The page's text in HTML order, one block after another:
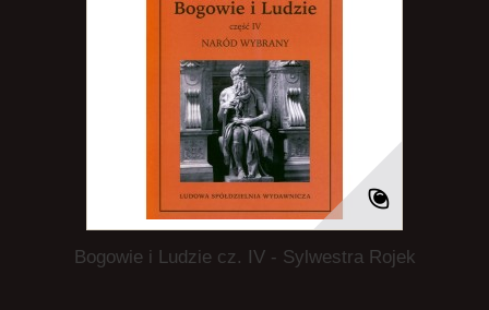
Bogowie i Ludzie cz. IV - Sylwestra Rojek